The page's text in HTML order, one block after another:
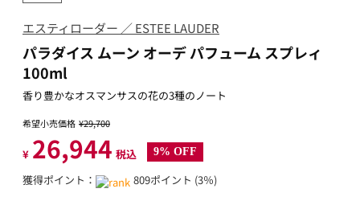
エスティローダー ／ ESTEE LAUDER
パラダイス ムーン オーデ パフューム スプレィ
100ml
香り豊かなオスマンサスの花の3種のノート
希望小売価格 ¥29,700
¥ 26,944 税込 9% OFF
獲得ポイント： 809ポイント (3％)